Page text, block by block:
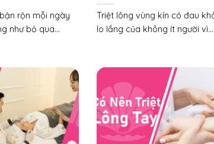
rộn mỗi ngày
như bỏ qua...
Triệt lông vùng kín có đau
lo lắng của không ít người vì...